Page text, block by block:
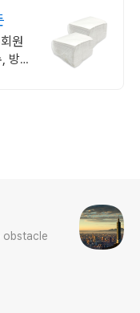
원
방유
obstacle